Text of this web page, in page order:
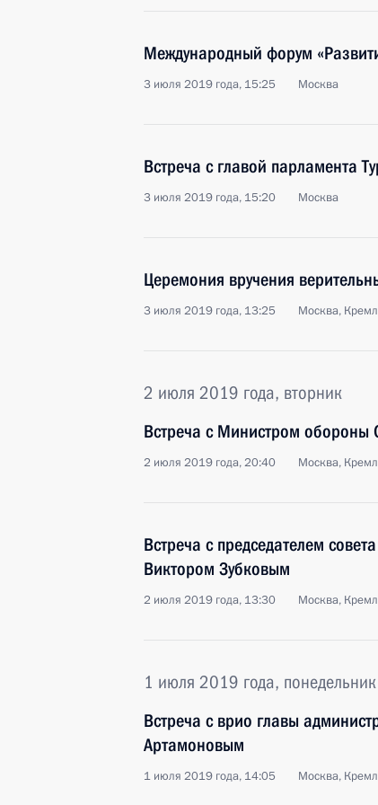
Международный форум
3 июля 2019 года, 15:25 Москва
Встреча с главой парламента
3 июля 2019 года, 15:20 Москва
Церемония вручения
3 июля 2019 года, 13:25 Москва,
2 июля 2019 года, вторник
Встреча с Министром обороны
2 июля 2019 года, 20:40 Москва,
Встреча с председателем
Виктором Зубковым
2 июля 2019 года, 13:30 Москва,
1 июля 2019 года, понедельник
Встреча с врио главы
Артамоновым
1 июля 2019 года, 14:05 Москва,